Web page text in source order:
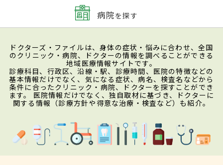
病院を探す
ドクターズ・ファイルは、身体の症状・悩みに合わせ、全国
のクリニック・病院、ドクターの情報を調べることができる
地域医療情報サイトです。
診療科目、行政区、沿線・駅、診療時間、医院の特徴などの
基本情報だけでなく、気になる症状、病名、検査名などから
条件に合ったクリニック・病院、ドクターを探すことができ
ます。 医院情報だけでなく、独自取材に基づき、ドクターに
関する情報（診療方針や得意な治療・検査など）も紹介。